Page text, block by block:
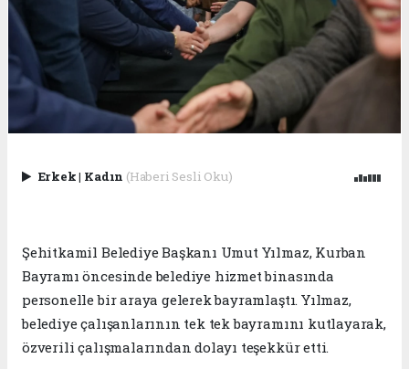
Erkek| Kadın (Haberi Sesli Oku)
Şehitkamil Belediye Başkanı Umut Yılmaz, Kurban
Bayramı öncesinde belediye hizmet binasında
personelle bir araya gelerek bayramlaştı. Yılmaz,
belediye çalışanlarının tek tek bayramını kutlayarak,
özverili çalışmalarından dolayı teşekkür etti.